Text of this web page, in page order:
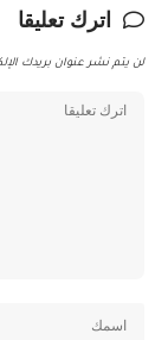
اترك تعليقا
لن يتم نشر عنوان بريدك